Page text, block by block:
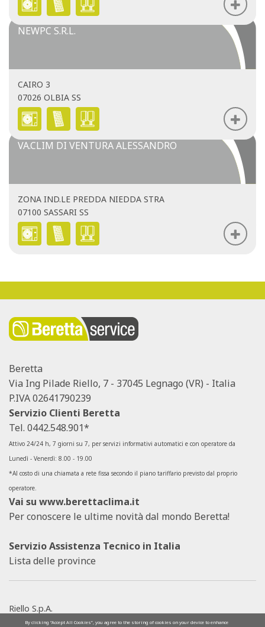
NEWPC S.R.L.
CAIRO 3
07026 OLBIA SS
VA.CLIM DI VENTURA ALESSANDRO
ZONA IND.LE PREDDA NIEDDA STRA
07100 SASSARI SS
Beretta
Via Ing Pilade Riello, 7 - 37045 Legnago (VR) - Italia
P.IVA 02641790239
Servizio Clienti Beretta
Tel. 0442.548.901*
Attivo 24/24 h, 7 giorni su 7, per servizi informativi automatici e con operatore da
Lunedì - Venerdì: 8.00 - 19.00
*Al costo di una chiamata a rete fissa secondo il piano tariffario previsto dal proprio
operatore.
Vai su www.berettaclima.it
Per conoscere le ultime novità dal mondo Beretta!
Servizio Assistenza Tecnico in Italia
Lista delle province
Riello S.p.A.
SOCIETÀ SOGGETTA ALLA DIREZIONE E AL
By clicking “Accept All Cookies”, you agree to the storing of cookies on your device to enhance